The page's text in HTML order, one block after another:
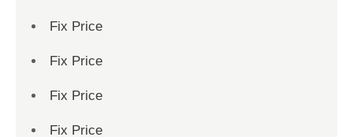
Fix Price
Fix Price
Fix Price
Fix Price